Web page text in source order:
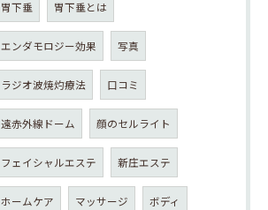
胃下垂 胃下垂とは
エンダモロジー効果 写真
ラジオ波焼灼療法 口コミ
遠赤外線ドーム 顔のセルライト
フェイシャルエステ 新庄エステ
ホームケア マッサージ ボディ